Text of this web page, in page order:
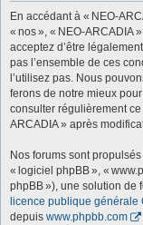
En accédant à « NEO-
« nos », « NEO-ARCADIA
acceptez d’être
pas l’ensemble de ces
l’utilisez pas. Nous
ferons de notre mieux
consulter régulièrement
ARCADIA » après
Nos forums sont
« logiciel phpBB », «
phpBB »), une solution de
licence publique générale
depuis www.phpbb.com